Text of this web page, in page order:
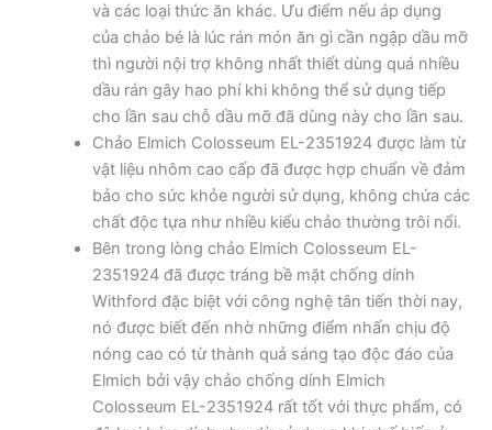
và các loại thức ăn khác. Ưu điểm nếu áp dụng
của chảo bé là lúc rán món ăn gì cần ngập dầu mỡ
thì người nội trợ không nhất thiết dùng quá nhiều
dầu rán gây hao phí khi không thể sử dụng tiếp
cho lần sau chỗ dầu mỡ đã dùng này cho lần sau.
Chảo Elmich Colosseum EL-2351924 được làm từ
vật liệu nhôm cao cấp đã được hợp chuẩn về đảm
bảo cho sức khỏe người sử dụng, không chứa các
chất độc tựa như nhiều kiểu chảo thường trôi nổi.
Bên trong lòng chảo Elmich Colosseum EL-
2351924 đã được tráng bề mặt chống dính
Withford đặc biệt với công nghệ tân tiến thời nay,
nó được biết đến nhờ những điểm nhấn chịu độ
nóng cao có từ thành quả sáng tạo độc đáo của
Elmich bởi vậy chảo chống dính Elmich
Colosseum EL-2351924 rất tốt với thực phẩm, có